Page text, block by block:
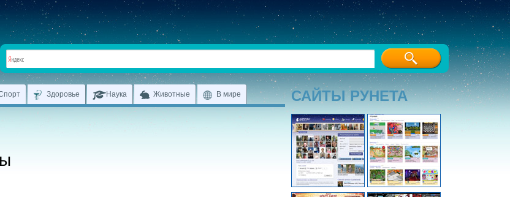
Здоровье Наука Животные В мире САЙТЫ РУНЕТА